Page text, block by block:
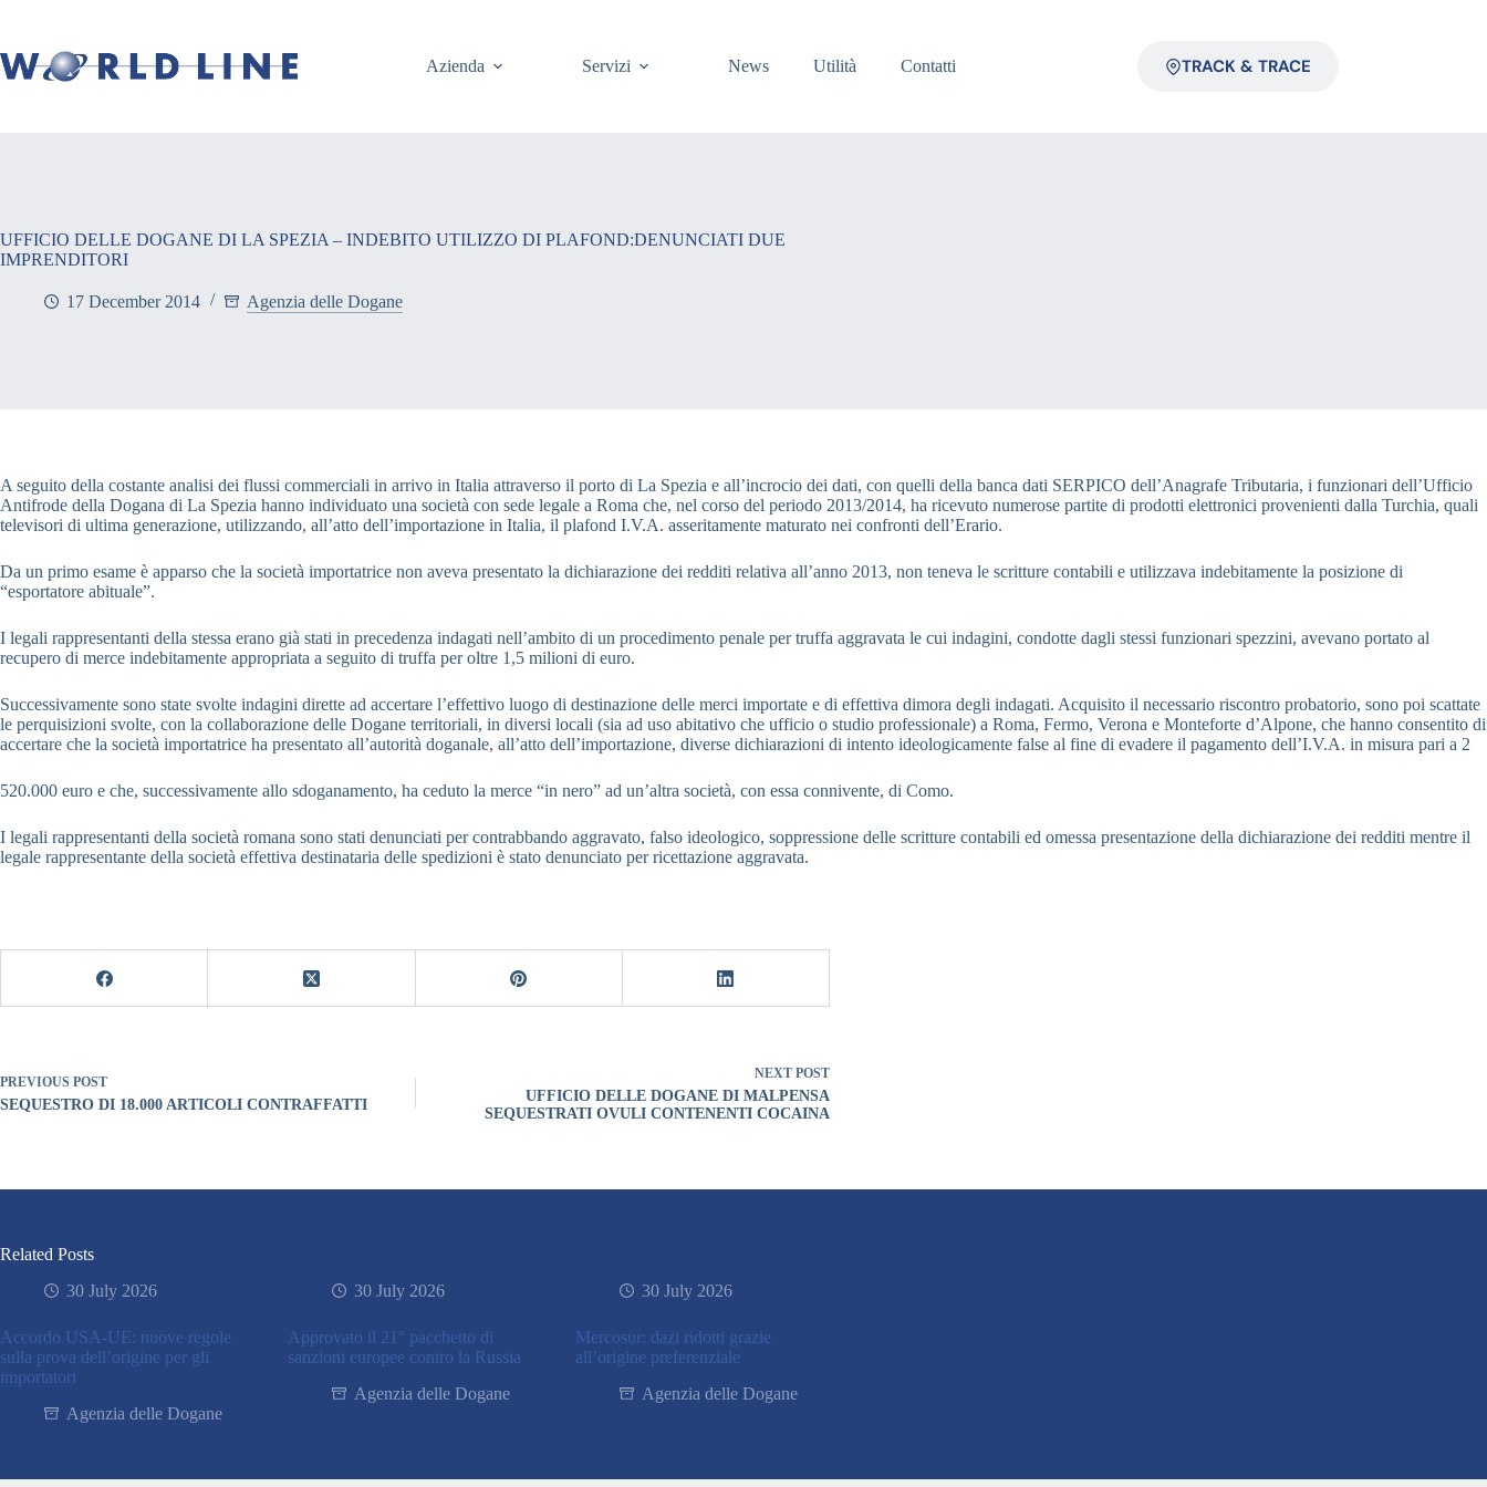
Azienda Servizi News Utilità Contatti TRACK & TRACE
UFFICIO DELLE DOGANE DI LA SPEZIA – INDEBITO UTILIZZO DI PLAFOND:DENUNCIATI DUE
IMPRENDITORI
17 December 2014 Agenzia delle Dogane
A seguito della costante analisi dei flussi commerciali in arrivo in Italia attraverso il porto di La Spezia e all’incrocio dei dati, con quelli della banca dati SERPICO dell’Anagrafe Tributaria, i funzionari dell’Ufficio
Antifrode della Dogana di La Spezia hanno individuato una società con sede legale a Roma che, nel corso del periodo 2013/2014, ha ricevuto numerose partite di prodotti elettronici provenienti dalla Turchia, quali
televisori di ultima generazione, utilizzando, all’atto dell’importazione in Italia, il plafond I.V.A. asseritamente maturato nei confronti dell’Erario.
Da un primo esame è apparso che la società importatrice non aveva presentato la dichiarazione dei redditi relativa all’anno 2013, non teneva le scritture contabili e utilizzava indebitamente la posizione di
“esportatore abituale”.
I legali rappresentanti della stessa erano già stati in precedenza indagati nell’ambito di un procedimento penale per truffa aggravata le cui indagini, condotte dagli stessi funzionari spezzini, avevano portato al
recupero di merce indebitamente appropriata a seguito di truffa per oltre 1,5 milioni di euro.
Successivamente sono state svolte indagini dirette ad accertare l’effettivo luogo di destinazione delle merci importate e di effettiva dimora degli indagati. Acquisito il necessario riscontro probatorio, sono poi scattate
le perquisizioni svolte, con la collaborazione delle Dogane territoriali, in diversi locali (sia ad uso abitativo che ufficio o studio professionale) a Roma, Fermo, Verona e Monteforte d’Alpone, che hanno consentito di
accertare che la società importatrice ha presentato all’autorità doganale, all’atto dell’importazione, diverse dichiarazioni di intento ideologicamente false al fine di evadere il pagamento dell’I.V.A. in misura pari a 2
520.000 euro e che, successivamente allo sdoganamento, ha ceduto la merce “in nero” ad un’altra società, con essa connivente, di Como.
I legali rappresentanti della società romana sono stati denunciati per contrabbando aggravato, falso ideologico, soppressione delle scritture contabili ed omessa presentazione della dichiarazione dei redditi mentre il
legale rappresentante della società effettiva destinataria delle spedizioni è stato denunciato per ricettazione aggravata.
PREVIOUS POST
SEQUESTRO DI 18.000 ARTICOLI CONTRAFFATTI
NEXT POST
UFFICIO DELLE DOGANE DI MALPENSA
SEQUESTRATI OVULI CONTENENTI COCAINA
Related Posts
30 July 2026
Accordo USA-UE: nuove regole
sulla prova dell’origine per gli
importatori
Agenzia delle Dogane
30 July 2026
Approvato il 21° pacchetto di
sanzioni europee contro la Russia
Agenzia delle Dogane
30 July 2026
Mercosur: dazi ridotti grazie
all’origine preferenziale
Agenzia delle Dogane